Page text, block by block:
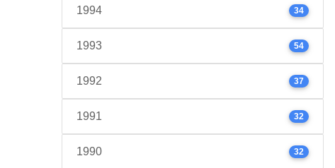
1994 34
1993 54
1992 37
1991 32
1990 32